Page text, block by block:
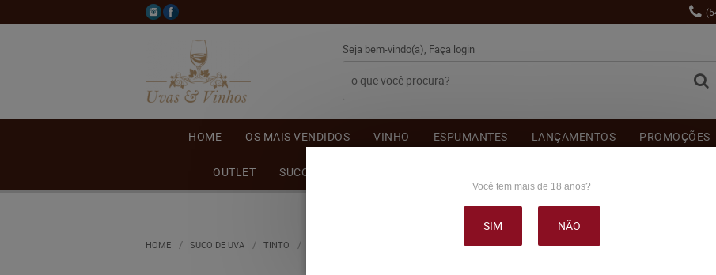
Seja bem-vindo(a), Faça login
HOME OS MAIS VENDIDOS VINHO ESPUMANTES LANÇAMENTOS PROMOÇÕES
OUTLET SUCO DE UVA
HOME SUCO DE UVA TINTO SUCO DE UVA GALLON TINTO INTEGRAL 300ML C/12
Você tem mais de 18 anos?
SIM NÃO